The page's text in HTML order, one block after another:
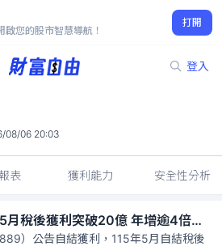
啟您的股市智慧導航！
打開
登入
-
08/06 20:03
表 獲利能力 安全性分析
國票金前5月稅後獲利突破20億 年增逾4倍、EPS0.55元
）公告自結獲利，115年5月自結稅後